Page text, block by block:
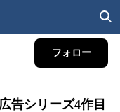
フォロー
告シリーズ4作目